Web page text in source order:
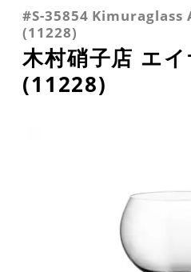
カクテルグラス (全サイズ)
#S-35854 Kimuraglass
(11228)
木村硝子店 エ
(11228)